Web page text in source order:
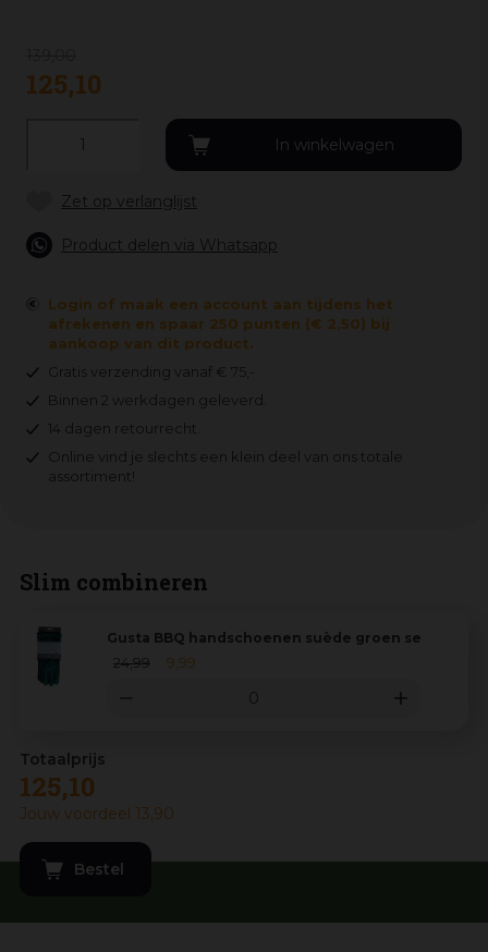
125,10
Product delen via Whatsapp
Login of maak een account aan tijdens het
afrekenen en spaar 250 punten (€ 2,50) bij
aankoop van dit product.
Gratis verzending vanaf € 75,-
Binnen 2 werkdagen geleverd.
14 dagen retourrecht.
Online vind je slechts een klein deel van ons totale
assortiment!
Slim combineren
Gusta BBQ handschoenen suède groen set 2 stuks
24,99 9 99
125,10
Jouw voordeel 13,90